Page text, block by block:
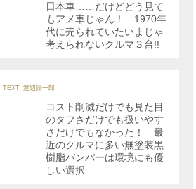
日本車……だけどどう見て
もアメ車じゃん！ 1970年
代に売られていたいまじゃ
考えられないクルマ３台!!
TEXT: 渡辺陽一郎
コスト削減だけでも見た目
のタフさだけでも扱いやす
さだけでもなかった！ 最
近のクルマに多い無塗装黒
樹脂バンパーは環境にも優
しい選択